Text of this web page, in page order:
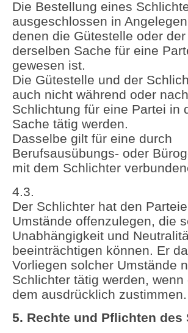
Die Bestellung eines
ausgeschlossen in
denen die Gütestelle oder
derselben Sache für eine
gewesen ist.
Die Gütestelle und der
auch nicht während oder
Schlichtung für eine Partei in
Sache tätig werden.
Dasselbe gilt für eine durch
Berufsausübungs- oder
mit dem Schlichter
4.3.
Der Schlichter hat den
Umstände offenzulegen, die
Unabhängigkeit und
beeinträchtigen können. Er
Vorliegen solcher Umstände
Schlichter tätig werden, wenn
dem ausdrücklich zustimmen.
5. Rechte und Pflichten des